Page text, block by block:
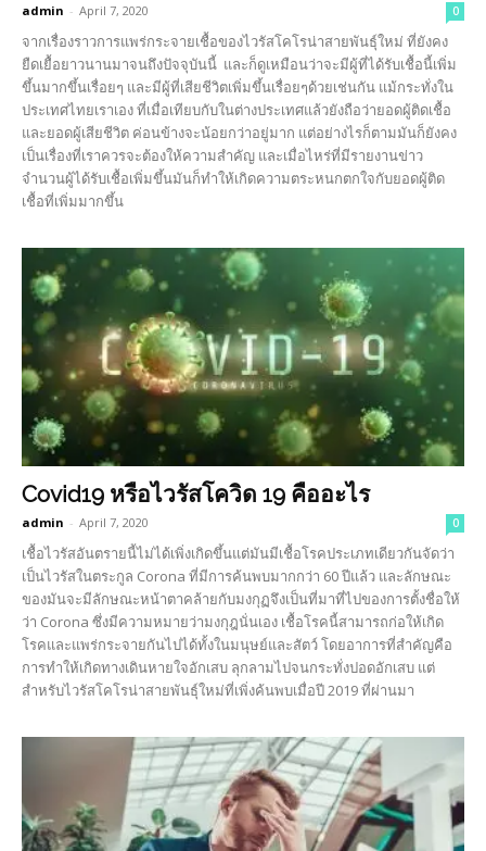
admin - April 7, 2020 0
จากเรื่องราวการแพร่กระจายเชื้อของไวรัสโคโรน่าสายพันธุ์ใหม่ ที่ยังคง
ยืดเยื้อยาวนานมาจนถึงปัจจุบันนี้ และก็ดูเหมือนว่าจะมีผู้ที่ได้รับเชื้อนี้เพิ่ม
ขึ้นมากขึ้นเรื่อยๆ และมีผู้ที่เสียชีวิตเพิ่มขึ้นเรื่อยๆด้วยเช่นกัน แม้กระทั่งใน
ประเทศไทยเราเอง ที่เมื่อเทียบกับในต่างประเทศแล้วยังถือว่ายอดผู้ติดเชื้อ
และยอดผู้เสียชีวิต ค่อนข้างจะน้อยกว่าอยู่มาก แต่อย่างไรก็ตามมันก็ยังคง
เป็นเรื่องที่เราควรจะต้องให้ความสำคัญ และเมื่อไหร่ที่มีรายงานข่าว
จำนวนผู้ได้รับเชื้อเพิ่มขึ้นมันก็ทำให้เกิดความตระหนกตกใจกับยอดผู้ติด
เชื้อที่เพิ่มมากขึ้น
Covid19 หรือไวรัสโควิด 19 คืออะไร
admin - April 7, 2020 0
เชื้อไวรัสอันตรายนี้ไม่ได้เพิ่งเกิดขึ้นแต่มันมีเชื้อโรคประเภทเดียวกันจัดว่า
เป็นไวรัสในตระกูล Corona ที่มีการค้นพบมากกว่า 60 ปีแล้ว และลักษณะ
ของมันจะมีลักษณะหน้าตาคล้ายกับมงกุฏจึงเป็นที่มาที่ไปของการตั้งชื่อให้
ว่า Corona ซึ่งมีความหมายว่ามงกุฎนั่นเอง เชื้อโรคนี้สามารถก่อให้เกิด
โรคและแพร่กระจายกันไปได้ทั้งในมนุษย์และสัตว์ โดยอาการที่สำคัญคือ
การทำให้เกิดทางเดินหายใจอักเสบ ลุกลามไปจนกระทั่งปอดอักเสบ แต่
สำหรับไวรัสโคโรน่าสายพันธุ์ใหม่ที่เพิ่งค้นพบเมื่อปี 2019 ที่ผ่านมา